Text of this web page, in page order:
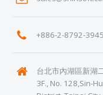
+886-2-8792-3945
台北市內湖區新湖
3F., No. 128,Sin-